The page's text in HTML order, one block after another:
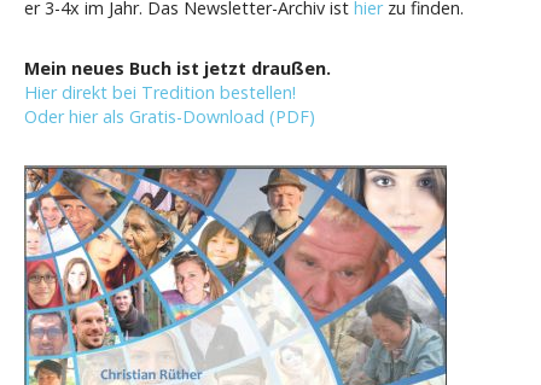
er 3-4x im Jahr. Das Newsletter-Archiv ist hierzu finden.
Mein neues Buch ist jetzt draußen.
Hier direkt bei Tredition bestellen!
Oder hier als Gratis-Download (PDF)